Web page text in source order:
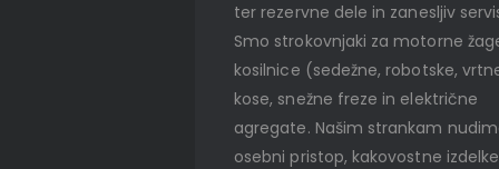
ter rezervne dele in zanesljiv
Smo strokovnjaki za motorne
kosilnice (sedežne, robotske,
kose, snežne freze in električne
agregate. Našim strankam
osebni pristop, kakovostne